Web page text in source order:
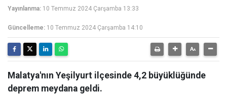
Yayınlanma: 10 Temmuz 2024 Çarşamba 13:33
Güncelleme: 10 Temmuz 2024 Çarşamba 14:10
Malatya'nın Yeşilyurt ilçesinde 4,2 büyüklüğünde
deprem meydana geldi.